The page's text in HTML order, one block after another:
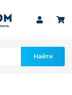
Найти